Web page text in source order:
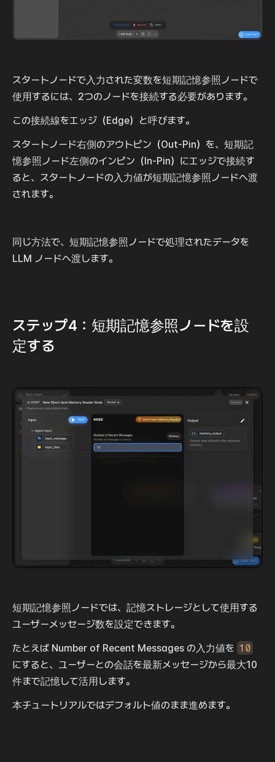
スタートノードで入力された変数を短期記憶参照ノードで
使用するには、2つのノードを接続する必要があります。
この接続線をエッジ（Edge）と呼びます。
スタートノード右側のアウトピン（Out-Pin）を、短期記
憶参照ノード左側のインピン（In-Pin）にエッジで接続す
ると、スタートノードの入力値が短期記憶参照ノードへ渡
されます。
同じ方法で、短期記憶参照ノードで処理されたデータを
LLM ノードへ渡します。
ステップ4：短期記憶参照ノードを設
定する
短期記憶参照ノードでは、記憶ストレージとして使用する
ユーザーメッセージ数を設定できます。
たとえば Number of Recent Messages の入力値を 10
にすると、ユーザーとの会話を最新メッセージから最大10
件まで記憶して活用します。
本チュートリアルではデフォルト値のまま進めます。